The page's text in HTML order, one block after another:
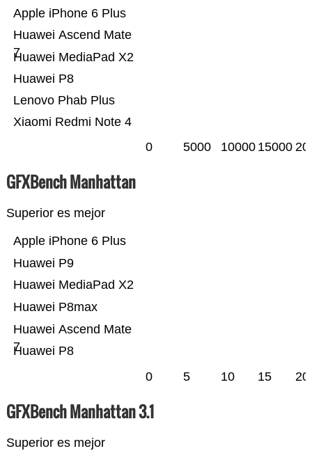
Xiaomi Redmi Note 4
Lenovo Phab Plus
Huawei P8
Huawei MediaPad X2
Huawei Ascend Mate
7
Apple iPhone 6 Plus
0 5000 10000 15000
GFXBench Manhattan
Superior es mejor
Huawei P8
Huawei Ascend Mate
7
Huawei P8max
Huawei MediaPad X2
Huawei P9
Apple iPhone 6 Plus
0 5 10 15 20
GFXBench Manhattan 3.1
Superior es mejor